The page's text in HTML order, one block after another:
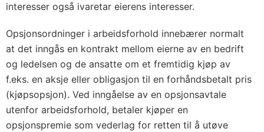
interesser også ivaretar eierens interesser.
Opsjonsordninger i arbeidsforhold innebærer normalt
at det inngås en kontrakt mellom eierne av en bedrift
og ledelsen og de ansatte om et fremtidig kjøp av
f.eks. en aksje eller obligasjon til en forhåndsbetalt pris
(kjøpsopsjon). Ved inngåelse av en opsjonsavtale
utenfor arbeidsforhold, betaler kjøper en
opsjonspremie som vederlag for retten til å utøve